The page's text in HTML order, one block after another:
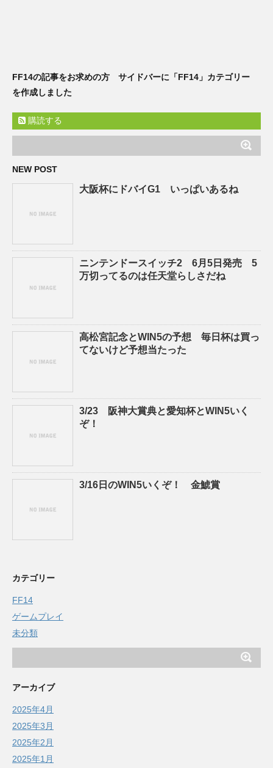
FF14の記事をお求めの方 サイドバーに「FF14」カテゴリー
を作成しました
購読する
NEW POST
大阪杯にドバイG1 いっぱいあるね
ニンテンドースイッチ2 6月5日発売 5
万切ってるのは任天堂らしさだね
高松宮記念とWIN5の予想 毎日杯は買っ
てないけど予想当たった
3/23 阪神大賞典と愛知杯とWIN5いく
ぞ！
3/16日のWIN5いくぞ！ 金鯱賞
カテゴリー
FF14
ゲームプレイ
未分類
アーカイブ
2025年4月
2025年3月
2025年2月
2025年1月